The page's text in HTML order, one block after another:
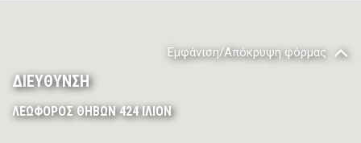
Εμφάνιση/Απόκρυψη φόρμας
ΔΙΕΥΘΥΝΣΗ
ΛΕΩΦΟΡΟΣ ΘΗΒΩΝ 424 ΙΛΙΟΝ